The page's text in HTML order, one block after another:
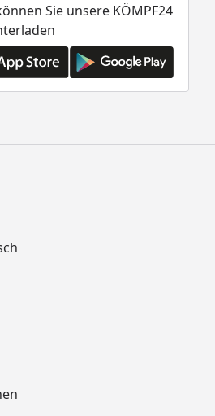
Sie unsere KÖMPF24